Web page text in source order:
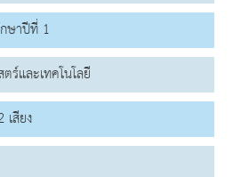
ษาปีที่ 1
ร์และเทคโนโลยี
สียง